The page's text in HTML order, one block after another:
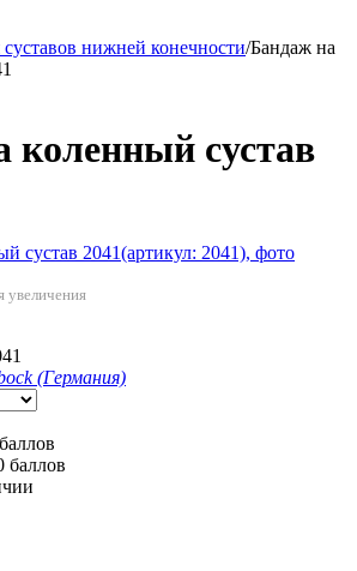
нижней конечности/Бандаж на
коленный сустав
увеличения
(Германия)
баллов